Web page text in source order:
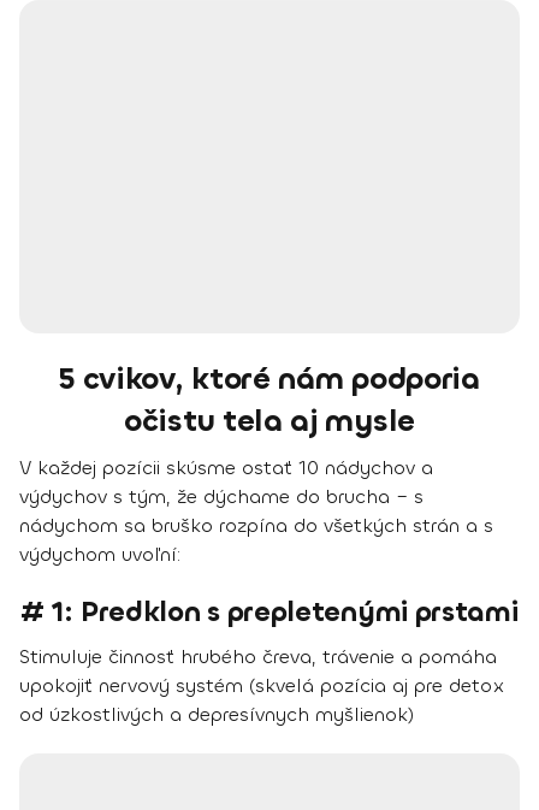
5 cvikov, ktoré nám podporia
očistu tela aj mysle
V každej pozícii skúsme ostať 10 nádychov a
výdychov s tým, že dýchame do brucha – s
nádychom sa bruško rozpína do všetkých strán a s
výdychom uvoľní:
# 1: Predklon s prepletenými prstami
Stimuluje činnosť hrubého čreva, trávenie a pomáha
upokojiť nervový systém (skvelá pozícia aj pre detox
od úzkostlivých a depresívnych myšlienok)